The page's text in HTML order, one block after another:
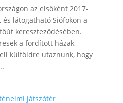
az elsőként 2017-
látogatható Siófokon a
kereszteződésében.
a fordított házak,
külföldre utaznunk, hogy